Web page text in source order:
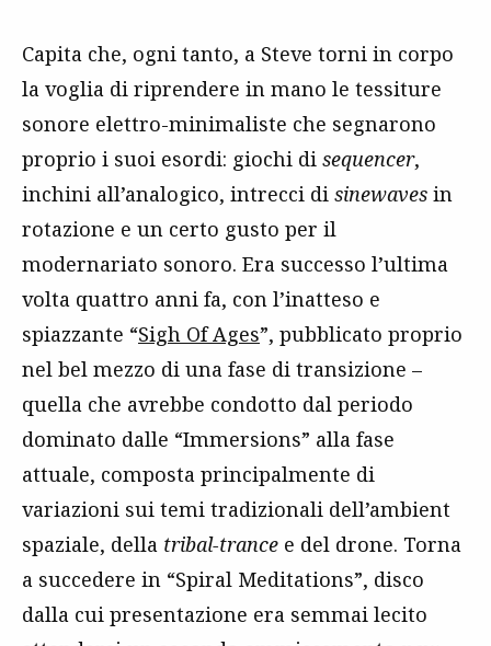
Capita che, ogni tanto, a Steve torni in corpo
la voglia di riprendere in mano le tessiture
sonore elettro-minimaliste che segnarono
proprio i suoi esordi: giochi di sequencer,
inchini all’analogico, intrecci di sinewaves in
rotazione e un certo gusto per il
modernariato sonoro. Era successo l’ultima
volta quattro anni fa, con l’inatteso e
spiazzante “Sigh Of Ages”, pubblicato proprio
nel bel mezzo di una fase di transizione –
quella che avrebbe condotto dal periodo
dominato dalle “Immersions” alla fase
attuale, composta principalmente di
variazioni sui temi tradizionali dell’ambient
spaziale, della tribal-trance e del drone. Torna
a succedere in “Spiral Meditations”, disco
dalla cui presentazione era semmai lecito